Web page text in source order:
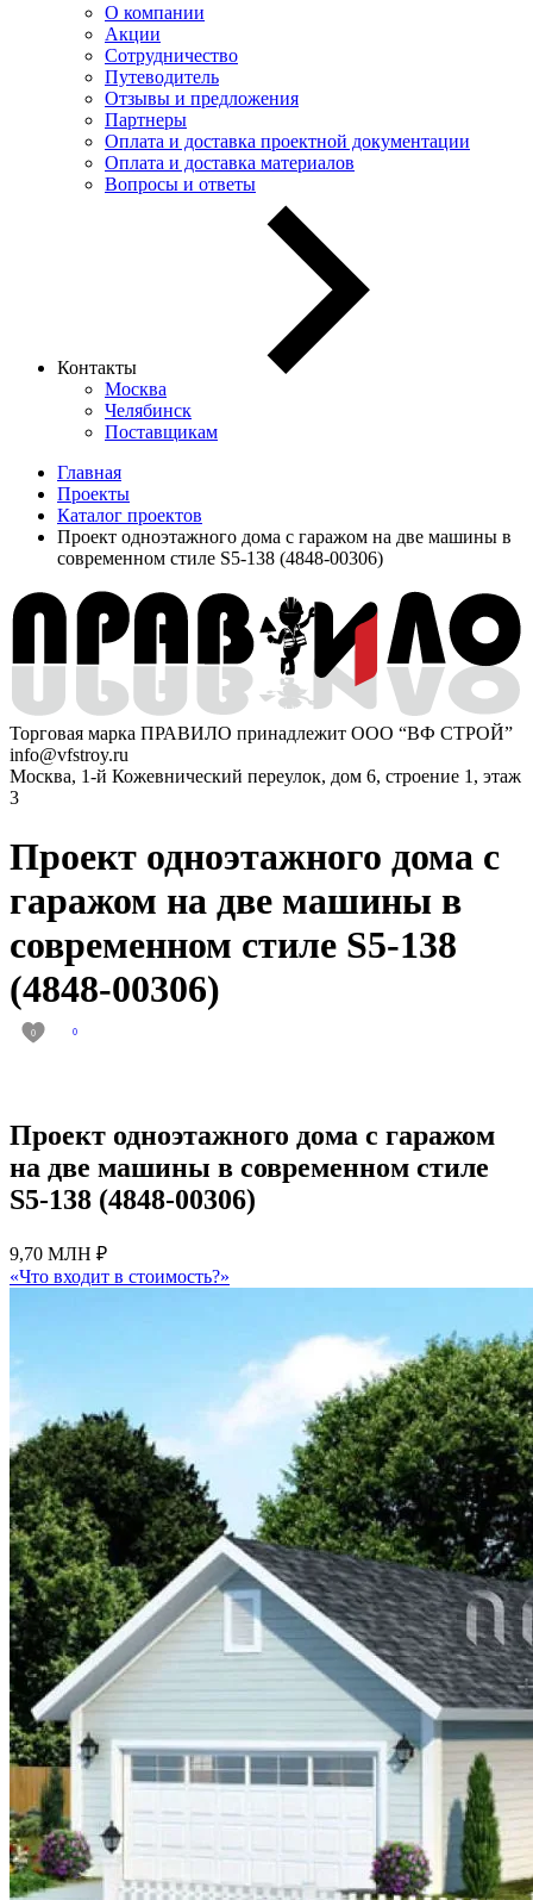
О компании
Акции
Сотрудничество
Путеводитель
Отзывы и предложения
Партнеры
Оплата и доставка проектной документации
Оплата и доставка материалов
Вопросы и ответы
Контакты
Москва
Челябинск
Поставщикам
Главная
Проекты
Каталог проектов
Проект одноэтажного дома с гаражом на две машины в
современном стиле S5-138 (4848-00306)
Торговая марка ПРАВИЛО принадлежит ООО “ВФ СТРОЙ”
info@vfstroy.ru
Москва, 1-й Кожевнический переулок, дом 6, строение 1, этаж
3
Проект одноэтажного дома с
гаражом на две машины в
современном стиле S5-138
(4848-00306)
0 0
Проект одноэтажного дома с гаражом
на две машины в современном стиле
S5-138 (4848-00306)
9,70 МЛН ₽
«Что входит в стоимость?»